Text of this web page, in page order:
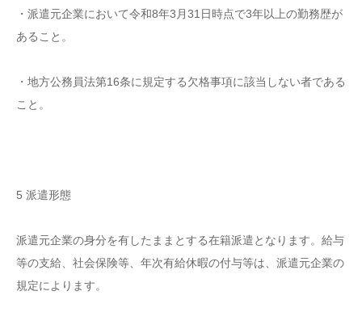
・派遣元企業において令和8年3月31日時点で3年以上の勤務歴が
あること。
・地方公務員法第16条に規定する欠格事項に該当しない者である
こと。
5 派遣形態
派遣元企業の身分を有したままとする在籍派遣となります。給与
等の支給、社会保険等、年次有給休暇の付与等は、派遣元企業の
規定によります。